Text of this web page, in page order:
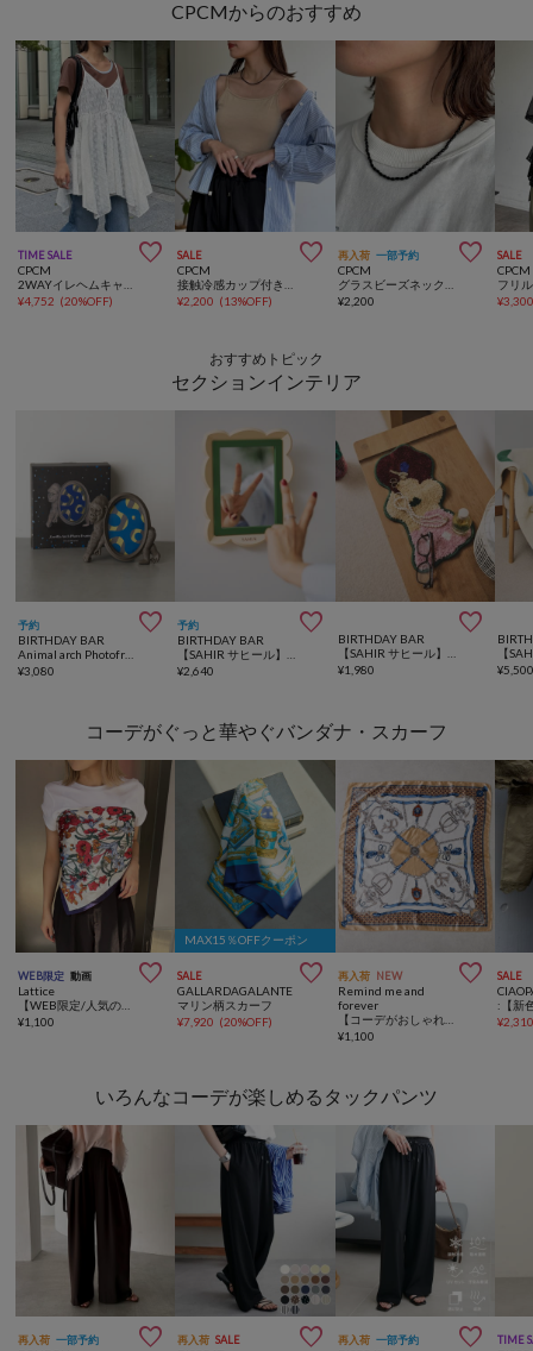
CPCMからのおすすめ
TIME SALE 
CPCM
¥4,752 (20%OFF)
SALE 
CPCM
¥2,200 (13%OFF)
再入荷 一部予約 
CPCM
¥2,200
SALE
CPCM
¥
おすすめトピック
セクションインテリア
予約 
BIRTHDAY BAR
Animal arch Photoframe 写真立て
¥3,080
予約 
BIRTHDAY BAR
【SAHIR サヒール】mokumoku mirror ミラー
¥2,640

BIRTHDAY BAR
【SAHIR サヒール】Accent mat flower3 アクセントマット
¥1,980 ¥
コーデがぐっと華やぐバンダナ・スカーフ
WEB限定 動画 
Lattice
¥1,100
MAX15％OFFクーポン
SALE 
GALLARDAGALANTE
マリン柄スカーフ
¥7,920 (20%OFF)
再入荷 NEW 
Remind me and
forever
¥1,100
SALE
¥
いろんなコーデが楽しめるタックパンツ
再入荷 一部予約  再入荷 SALE  再入荷 一部予約  TIME